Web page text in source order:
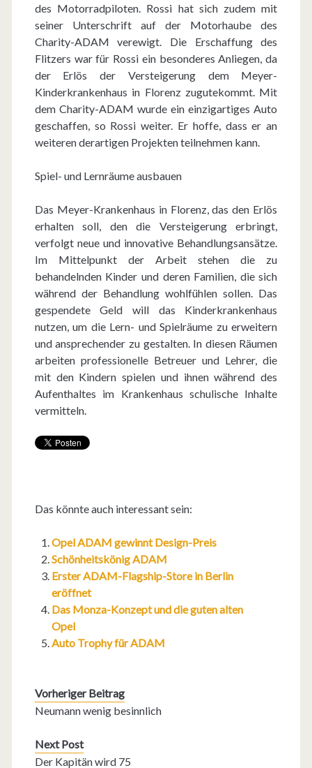
des Motorradpiloten. Rossi hat sich zudem mit
seiner Unterschrift auf der Motorhaube des
Charity-ADAM verewigt. Die Erschaffung des
Flitzers war für Rossi ein besonderes Anliegen, da
der Erlös der Versteigerung dem Meyer-
Kinderkrankenhaus in Florenz zugutekommt. Mit
dem Charity-ADAM wurde ein einzigartiges Auto
geschaffen, so Rossi weiter. Er hoffe, dass er an
weiteren derartigen Projekten teilnehmen kann.
Spiel- und Lernräume ausbauen
Das Meyer-Krankenhaus in Florenz, das den Erlös
erhalten soll, den die Versteigerung erbringt,
verfolgt neue und innovative Behandlungsansätze.
Im Mittelpunkt der Arbeit stehen die zu
behandelnden Kinder und deren Familien, die sich
während der Behandlung wohlfühlen sollen. Das
gespendete Geld will das Kinderkrankenhaus
nutzen, um die Lern- und Spielräume zu erweitern
und ansprechender zu gestalten. In diesen Räumen
arbeiten professionelle Betreuer und Lehrer, die
mit den Kindern spielen und ihnen während des
Aufenthaltes im Krankenhaus schulische Inhalte
vermitteln.
Das könnte auch interessant sein:
Opel ADAM gewinnt Design-Preis
Schönheitskönig ADAM
Erster ADAM-Flagship-Store in Berlin
eröffnet
Das Monza-Konzept und die guten alten
Opel
Auto Trophy für ADAM
Vorheriger Beitrag
Neumann wenig besinnlich
Next Post
Der Kapitän wird 75